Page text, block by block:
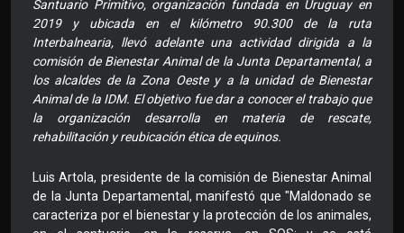
Santuario Primitivo, organización fundada en Uruguay en
2019 y ubicada en el kilómetro 90.300 de la ruta
Interbalnearia, llevó adelante una actividad dirigida a la
comisión de Bienestar Animal de la Junta Departamental, a
los alcaldes de la Zona Oeste y a la unidad de Bienestar
Animal de la IDM. El objetivo fue dar a conocer el trabajo que
la organización desarrolla en materia de rescate,
rehabilitación y reubicación ética de equinos.
Luis Artola, presidente de la comisión de Bienestar Animal
de la Junta Departamental, manifestó que "Maldonado se
caracteriza por el bienestar y la protección de los animales,